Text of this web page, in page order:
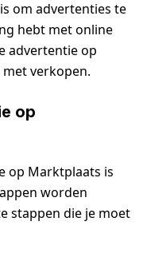
om advertenties te
hebt met online
advertentie op
verkopen.
op
op Marktplaats is
worden
stappen die je moet